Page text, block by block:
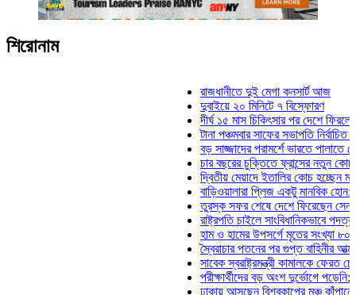
শিরোনাম
রাজধানীতে দুই মেগা কনসার্ট আজ
দুবাইয়ে ২০ মিনিটে ৭ বিস্ফোরণ
দীর্ঘ ১৫ মাস চিকিৎসার পর দেশে ফিরলেন
টানা পঞ্চমবার সাফের সভাপতি নির্বাচিত কাজী
বড় সাজ্জাদের পরামর্শে ভারতে পালাতে
চার বছরের চুক্তিতে ফ্রান্সের নতুন কোচ জিদান
দ্বিতীয় মেয়াদে ইতালির কোচ হচ্ছেন মানচিনি
বাড়িওয়ালারা প্লিজ একটু মানবিক হোন: মনিরা
তুরস্ক সফর শেষে দেশে ফিরেছেন সেনাপ্রধান
রাষ্ট্রপতি চাইলে সাংবিধানিকভাবে পদত্যাগ
হাম ও হামের উপসর্গে মৃতের সংখ্যা ৮০০ ছাড়াল
স্বৈরাচার পতনের পর গুপ্ত বাহিনীর আত্মপ্রকাশ:
সাবেক স্বরাষ্ট্রমন্ত্রী কামালকে ফেরত চেয়ে
পরীক্ষার্থীদের বড় অংশ দুর্ভোগে পড়েনি: ড.
ঢাকায় আসছেন বিশ্বকাপের মঞ্চ কাঁপানো সেই